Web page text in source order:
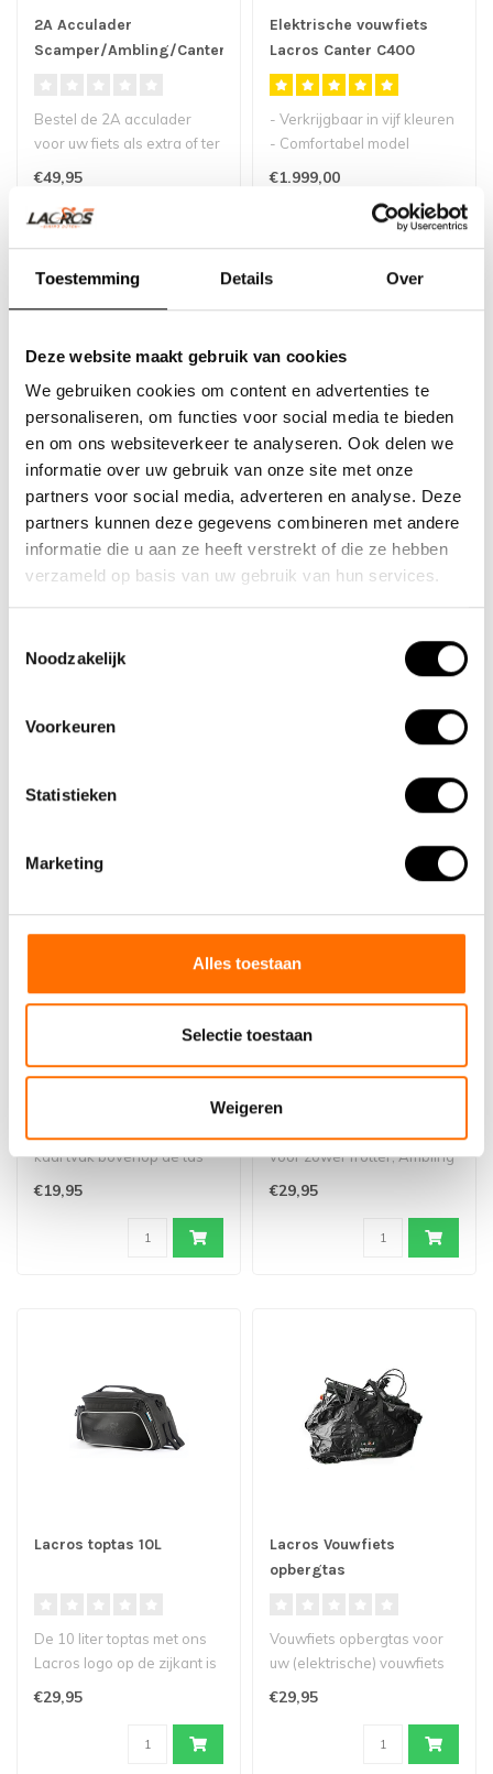
Toestemming Details Over
Deze website maakt gebruik van cookies
We gebruiken cookies om content en advertenties te
personaliseren, om functies voor social media te bieden
en om ons websiteverkeer te analyseren. Ook delen we
informatie over uw gebruik van onze site met onze
partners voor social media, adverteren en analyse. Deze
partners kunnen deze gegevens combineren met andere
informatie die u aan ze heeft verstrekt of die ze hebben
verzameld op basis van uw gebruik van hun services.
Noodzakelijk
Voorkeuren
Statistieken
Marketing
Alles toestaan
Selectie toestaan
Weigeren
2A Acculader
Scamper/Ambling/Canter/Gemini
Bestel de 2A acculader
voor uw fiets als extra of ter
€49,95
Elektrische vouwfiets
Lacros Canter C400
- Verkrijgbaar in vijf kleuren
- Comfortabel model
€1.999,00
Insteekketting Trelock
ZR355 1m/6mm
voor diefstal. Met een
insteekketting vermindert ..
Acculader 12V Trotter
de mogelijkheid om de
batterij van uw fiets op te l..
Lacros stuurtas met
kaartvak
kaartvak bovenop de tas
€19,95
Fietstas Lacros dubbele
achtertas 18L
voor zowel Trotter, Ambling
€29,95
Lacros toptas 10L
De 10 liter toptas met ons
Lacros logo op de zijkant is
€29,95
Lacros Vouwfiets
opbergtas
Vouwfiets opbergtas voor
uw (elektrische) vouwfiets
€29,95